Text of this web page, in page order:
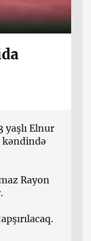
Elnur
kəndində
Rayon